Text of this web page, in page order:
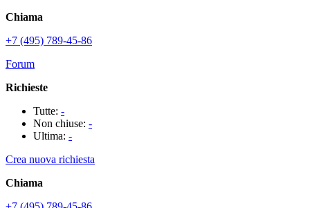
Chiama
+7 (495) 789-45-86
Forum
Richieste
Tutte: -
Non chiuse: -
Ultima: -
Crea nuova richiesta
Chiama